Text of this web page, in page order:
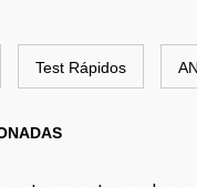
Test Rápidos